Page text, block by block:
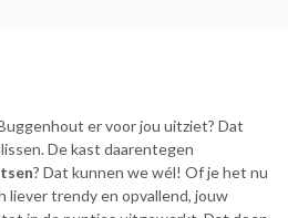
er voor jou uitziet? Dat
De kast daarentegen
? Dat kunnen we wél! Of je het nu
liever trendy en opvallend, jouw